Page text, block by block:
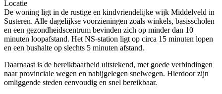
Locatie
De woning ligt in de rustige en kindvriendelijke wijk Middelveld in
Susteren. Alle dagelijkse voorzieningen zoals winkels, basisscholen
en een gezondheidscentrum bevinden zich op minder dan 10
minuten loopafstand. Het NS-station ligt op circa 15 minuten lopen
en een bushalte op slechts 5 minuten afstand.
Daarnaast is de bereikbaarheid uitstekend, met goede verbindingen
naar provinciale wegen en nabijgelegen snelwegen. Hierdoor zijn
omliggende steden eenvoudig en snel bereikbaar.